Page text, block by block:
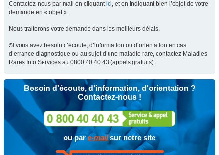
Contactez-nous par mail en cliquantici, et en indiquant bien l’objet de votre
demande en « objet ».
Nous traiterons votre demande dans les meilleurs délais.
Si vous avez besoin d’écoute, d’information ou d’orientation en cas
d’errance diagnostique ou au sujet d’une maladie rare, contactez Maladies
Rares Info Services au 0800 40 40 43 (appels gratuits).
Besoin d'écoute, d'information, d'orientation ?
Contactez-nous !
ou pare-mailsur notre site